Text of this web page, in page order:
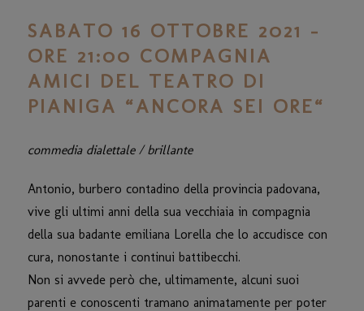
SABATO 16 OTTOBRE 2021 –
ORE 21:00 COMPAGNIA
AMICI DEL TEATRO DI
PIANIGA “ANCORA SEI ORE“
commedia dialettale / brillante
Antonio, burbero contadino della provincia padovana,
vive gli ultimi anni della sua vecchiaia in compagnia
della sua badante emiliana Lorella che lo accudisce con
cura, nonostante i continui battibecchi.
Non si avvede però che, ultimamente, alcuni suoi
parenti e conoscenti tramano animatamente per poter